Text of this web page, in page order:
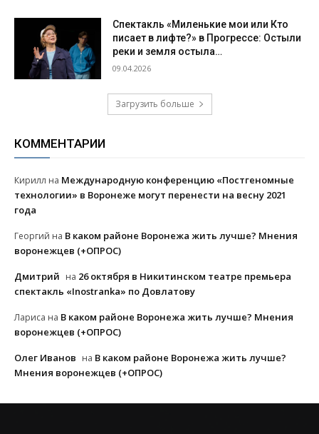
Спектакль «Миленькие мои или Кто
писает в лифте?» в Прогрессе: Остыли
реки и земля остыла…
09.04.2026
Загрузить больше
КОММЕНТАРИИ
Кирилл на Международную конференцию «Постгеномные
технологии» в Воронеже могут перенести на весну 2021
года
Георгий на В каком районе Воронежа жить лучше? Мнения
воронежцев (+ОПРОС)
Дмитрий на 26 октября в Никитинском театре премьера
спектакль «Inostranka» по Довлатову
Лариса на В каком районе Воронежа жить лучше? Мнения
воронежцев (+ОПРОС)
Олег Иванов на В каком районе Воронежа жить лучше?
Мнения воронежцев (+ОПРОС)